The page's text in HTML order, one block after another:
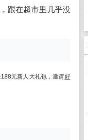
跟在超市里几乎没
元新人大礼包，邀请好